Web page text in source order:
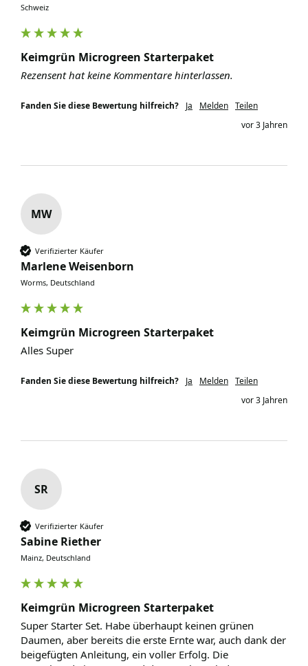
Schweiz
Keimgrün Microgreen Starterpaket
Rezensent hat keine Kommentare hinterlassen.
Fanden Sie diese Bewertung hilfreich? Ja Melden Teilen
vor 3 Jahren
MW
Verifizierter Käufer
Marlene Weisenborn
Worms, Deutschland
Keimgrün Microgreen Starterpaket
Alles Super
Fanden Sie diese Bewertung hilfreich? Ja Melden Teilen
vor 3 Jahren
SR
Verifizierter Käufer
Sabine Riether
Mainz, Deutschland
Keimgrün Microgreen Starterpaket
Super Starter Set. Habe überhaupt keinen grünen
Daumen, aber bereits die erste Ernte war, auch dank der
beigefügten Anleitung, ein voller Erfolg. Die